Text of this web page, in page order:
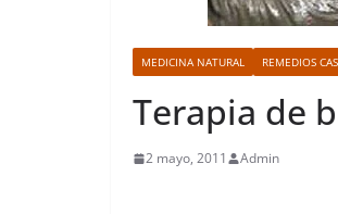
MEDICINA NATURAL REMEDIOS
Terapia de
2 mayo, 2011 Admin